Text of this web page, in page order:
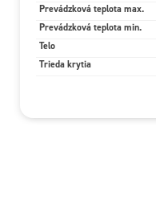
Prevádzková teplota max.
Prevádzková teplota min.
Telo
Trieda krytia